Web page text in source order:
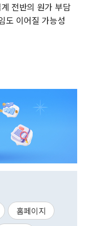
전반의 원가 부담
도 이어질 가능성
홈페이지